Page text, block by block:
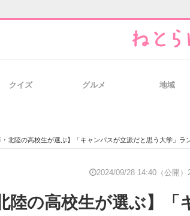
クイズ グルメ 地域
北陸の高校生が選ぶ】「キャンパスが立派だと思う大学」ランキングTOP10！ 第1位
2024/09/28 14:40（公開）
陸の高校生が選ぶ】「